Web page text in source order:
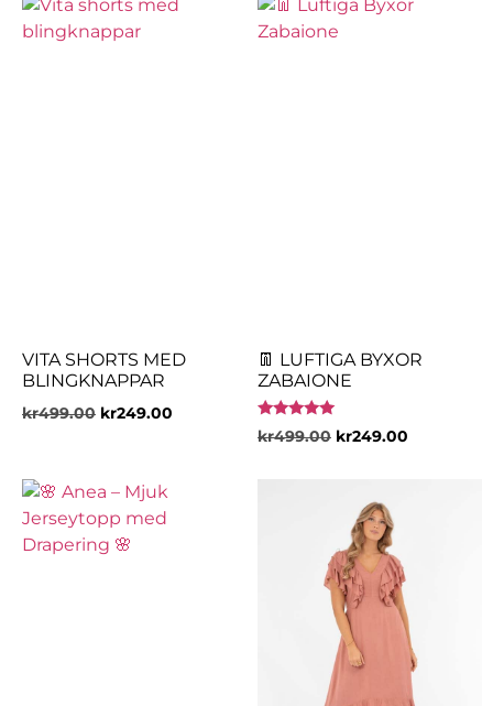
VITA SHORTS MED
BLINGKNAPPAR
kr499.00 kr249.00
👖 LUFTIGA BYXOR
ZABAIONE
Betygsatt
5.00
kr499.00 kr249.00